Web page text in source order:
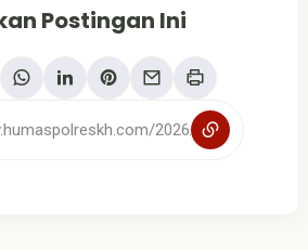
Postingan Ini